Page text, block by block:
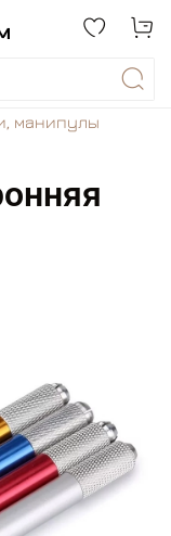
манипулы